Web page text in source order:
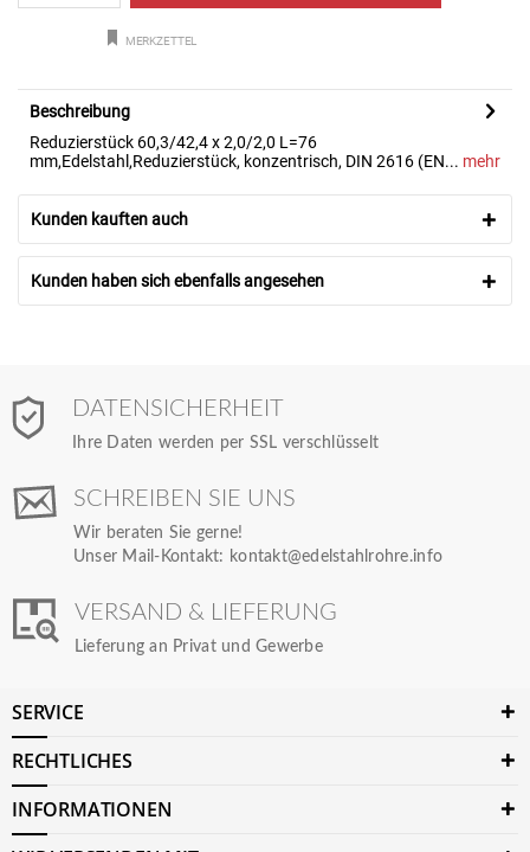
MERKZETTEL
Beschreibung
Reduzierstück 60,3/42,4 x 2,0/2,0 L=76
mm,Edelstahl,Reduzierstück, konzentrisch, DIN 2616 (EN... mehr
Kunden kauften auch
Kunden haben sich ebenfalls angesehen
DATENSICHERHEIT
Ihre Daten werden per SSL verschlüsselt
SCHREIBEN SIE UNS
Wir beraten Sie gerne!
Unser Mail-Kontakt: kontakt@edelstahlrohre.info
VERSAND & LIEFERUNG
Lieferung an Privat und Gewerbe
SERVICE
RECHTLICHES
INFORMATIONEN